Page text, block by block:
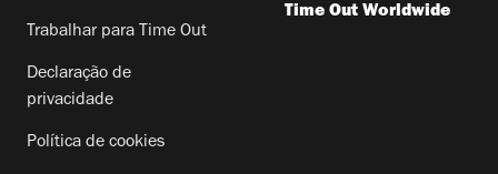
Trabalhar para Time Out
Declaração de
privacidade
Política de cookies
Time Out Worldwide